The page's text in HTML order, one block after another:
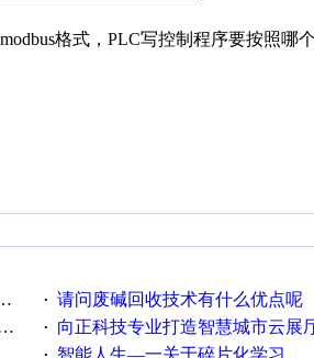
格式，PLC写控制程序要按照哪
· 请问废碱回收技术有什么优点呢
· 向正科技专业打造智慧城市云展
智能人生—一关于碎片化学习，看这一篇就够了！